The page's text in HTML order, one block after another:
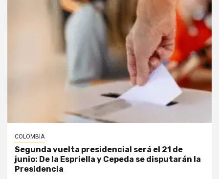
COLOMBIA
Segunda vuelta presidencial será el 21 de
junio: De la Espriella y Cepeda se disputarán la
Presidencia